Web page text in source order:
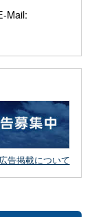
Mail:
広告掲載について